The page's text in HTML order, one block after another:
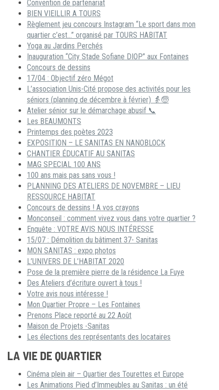
Convention de partenariat
BIEN VIEILLIR A TOURS
Règlement jeu concours Instagram “Le sport dans mon
quartier c’est…” organisé par TOURS HABITAT
Yoga au Jardins Perchés
Inauguration “City Stade Sofiane DIOP” aux Fontaines
Concours de dessins
17/04 : Objectif zéro Mégot
L’association Unis-Cité propose des activités pour les
séniors (planning de décembre à février) 👵🧓
Atelier sénior sur le démarchage abusif 📞
Les BEAUMONTS
Printemps des poètes 2023
EXPOSITION – LE SANITAS EN NANOBLOCK
CHANTIER ÉDUCATIF AU SANITAS
MAG SPECIAL 100 ANS
100 ans mais pas sans vous !
PLANNING DES ATELIERS DE NOVEMBRE – LIEU
RESSOURCE HABITAT
Concours de dessins ! A vos crayons
Monconseil : comment vivez vous dans votre quartier ?
Enquête : VOTRE AVIS NOUS INTÉRESSE
15/07 : Démolition du bâtiment 37- Sanitas
MON SANITAS : expo photos
L’UNIVERS DE L’HABITAT 2020
Pose de la première pierre de la résidence La Fuye
Des Ateliers d’écriture ouvert à tous !
Votre avis nous intéresse !
Mon Quartier Propre – Les Fontaines
Prenons Place reporté au 22 Août
Maison de Projets -Sanitas
Les élections des représentants des locataires
LA VIE DE QUARTIER
Cinéma plein air – Quartier des Tourettes et Europe
Les Animations Pied d’Immeubles au Sanitas : un été